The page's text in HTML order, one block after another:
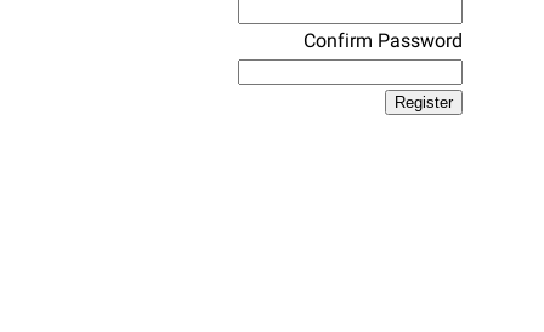
Confirm Password
Register